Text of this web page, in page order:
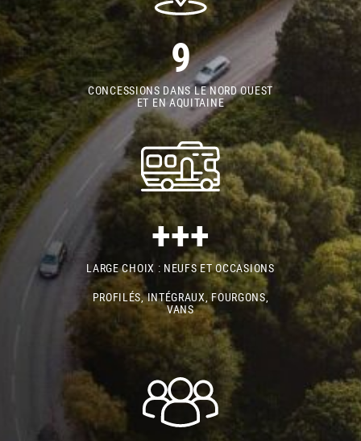
9
CONCESSIONS DANS LE NORD OUEST
ET EN AQUITAINE
+++
LARGE CHOIX : NEUFS ET OCCASIONS
PROFILÉS, INTÉGRAUX, FOURGONS,
VANS